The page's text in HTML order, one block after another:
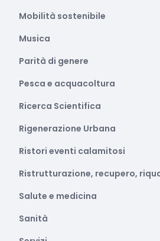
Mobilità sostenibile
Musica
Parità di genere
Pesca e acquacoltura
Ricerca Scientifica
Rigenerazione Urbana
Ristori eventi calamitosi
Ristrutturazione, recupero,
Salute e medicina
Sanità